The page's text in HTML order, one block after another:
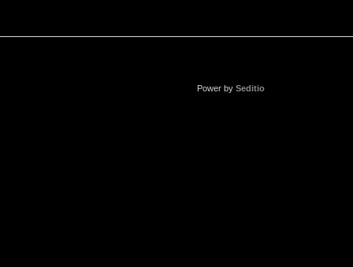
Power by Seditio